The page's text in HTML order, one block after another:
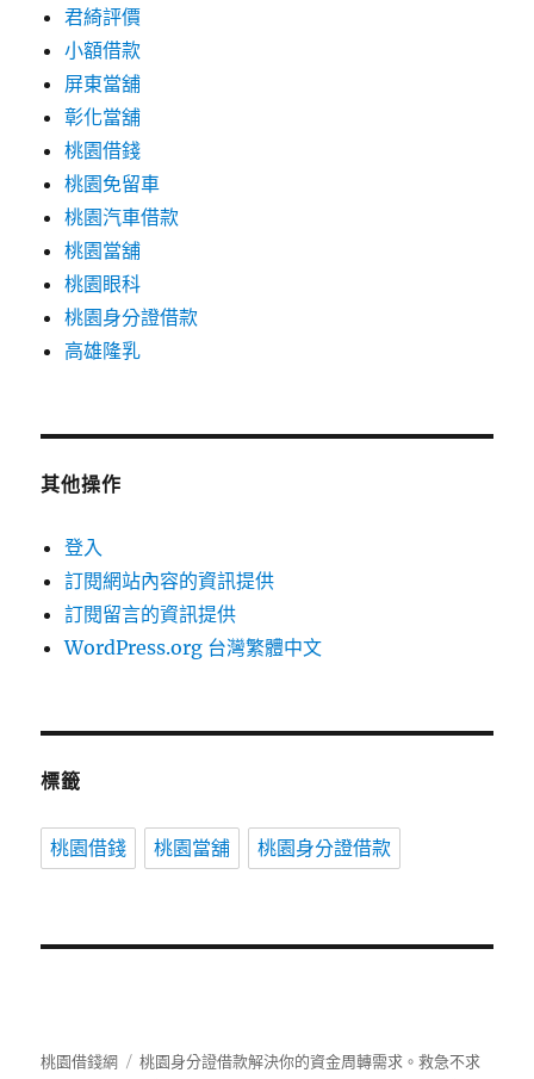
君綺評價
小額借款
屏東當舖
彰化當舖
桃園借錢
桃園免留車
桃園汽車借款
桃園當舖
桃園眼科
桃園身分證借款
高雄隆乳
其他操作
登入
訂閱網站內容的資訊提供
訂閱留言的資訊提供
WordPress.org 台灣繁體中文
標籤
桃園借錢 桃園當舖 桃園身分證借款
桃園借錢網
桃園身分證借款解決你的資金周轉需求。救急不求